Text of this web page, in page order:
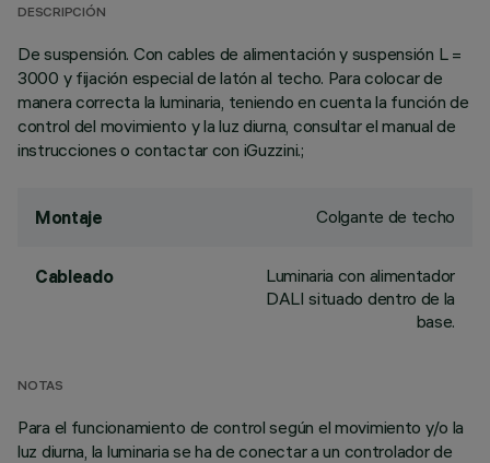
DESCRIPCIÓN
De suspensión. Con cables de alimentación y suspensión L =
3000 y fijación especial de latón al techo. Para colocar de
manera correcta la luminaria, teniendo en cuenta la función de
control del movimiento y la luz diurna, consultar el manual de
instrucciones o contactar con iGuzzini.;
Montaje Colgante de techo
Cableado
Luminaria con alimentador
DALI situado dentro de la
base.
NOTAS
Para el funcionamiento de control según el movimiento y/o la
luz diurna, la luminaria se ha de conectar a un controlador de